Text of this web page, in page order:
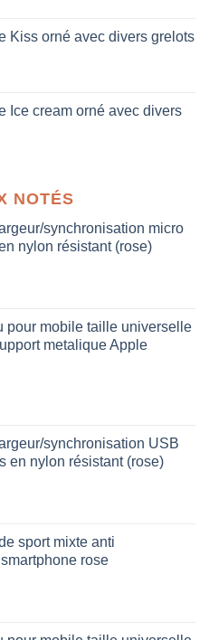
Kiss orné avec divers grelots
Ice cream orné avec divers
:
NOTÉS
synchronisation micro
nylon résistant (rose)
pour mobile taille universelle
metalique Apple
synchronisation USB
en nylon résistant (rose)
sport mixte anti
rose